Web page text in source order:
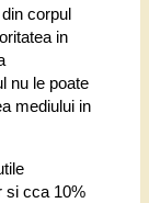
corpul
in
nu le poate
mediului in
si cca 10%